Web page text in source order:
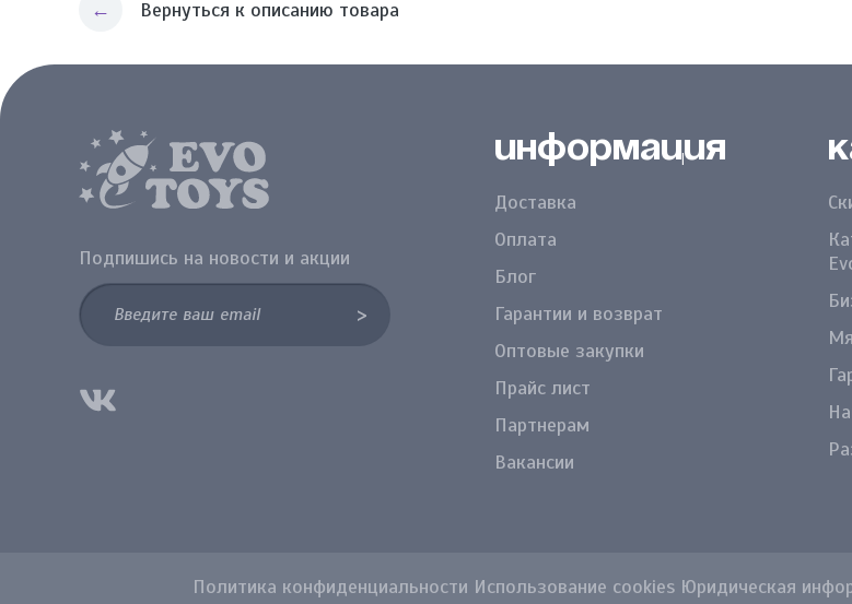
Вернуться к описанию товара
Подпишись на новости и акции
>
Информация
Доставка
Оплата
Блог
Гарантии и возврат
Оптовые закупки
Прайс лист
Партнерам
Вакансии
Политика конфиденциальности Использование cookies Юридическая